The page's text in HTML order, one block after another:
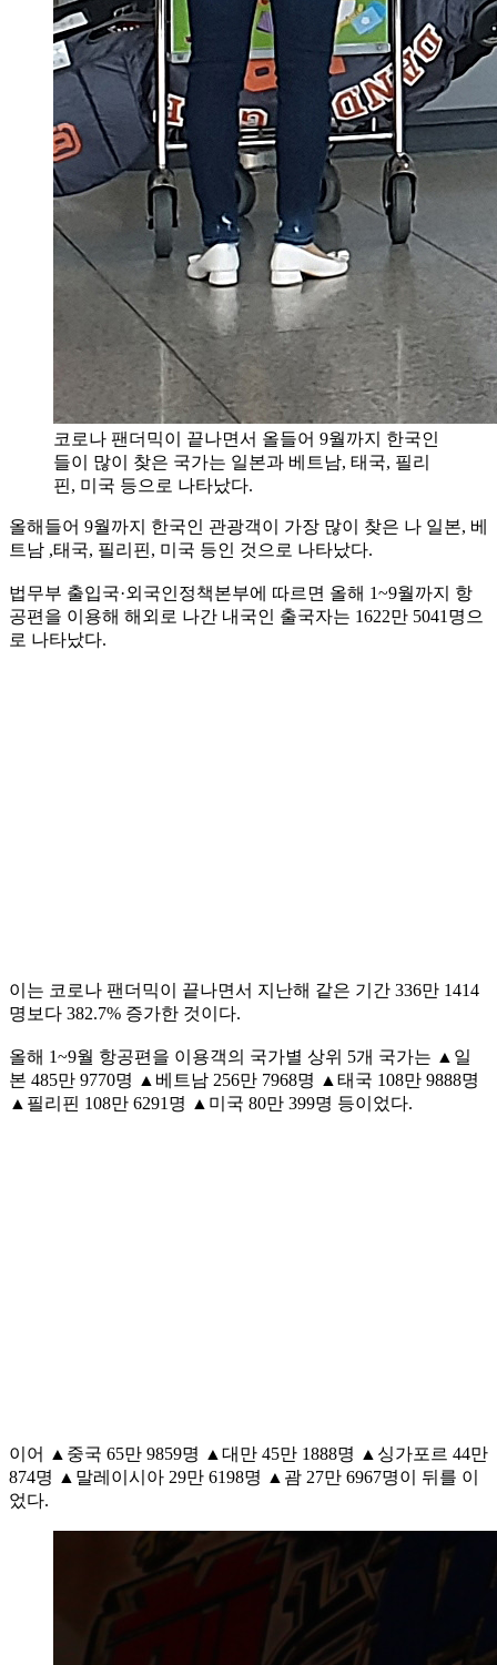
코로나 팬더믹이 끝나면서 올들어 9월까지 한국인
들이 많이 찾은 국가는 일본과 베트남, 태국, 필리
핀, 미국 등으로 나타났다.
올해들어 9월까지 한국인 관광객이 가장 많이 찾은 나 일본, 베
트남 ,태국, 필리핀, 미국 등인 것으로 나타났다.
법무부 출입국·외국인정책본부에 따르면 올해 1~9월까지 항
공편을 이용해 해외로 나간 내국인 출국자는 1622만 5041명으
로 나타났다.
이는 코로나 팬더믹이 끝나면서 지난해 같은 기간 336만 1414
명보다 382.7% 증가한 것이다.
올해 1~9월 항공편을 이용객의 국가별 상위 5개 국가는 ▲일
본 485만 9770명 ▲베트남 256만 7968명 ▲태국 108만 9888명
▲필리핀 108만 6291명 ▲미국 80만 399명 등이었다.
이어 ▲중국 65만 9859명 ▲대만 45만 1888명 ▲싱가포르 44만
874명 ▲말레이시아 29만 6198명 ▲괌 27만 6967명이 뒤를 이
었다.